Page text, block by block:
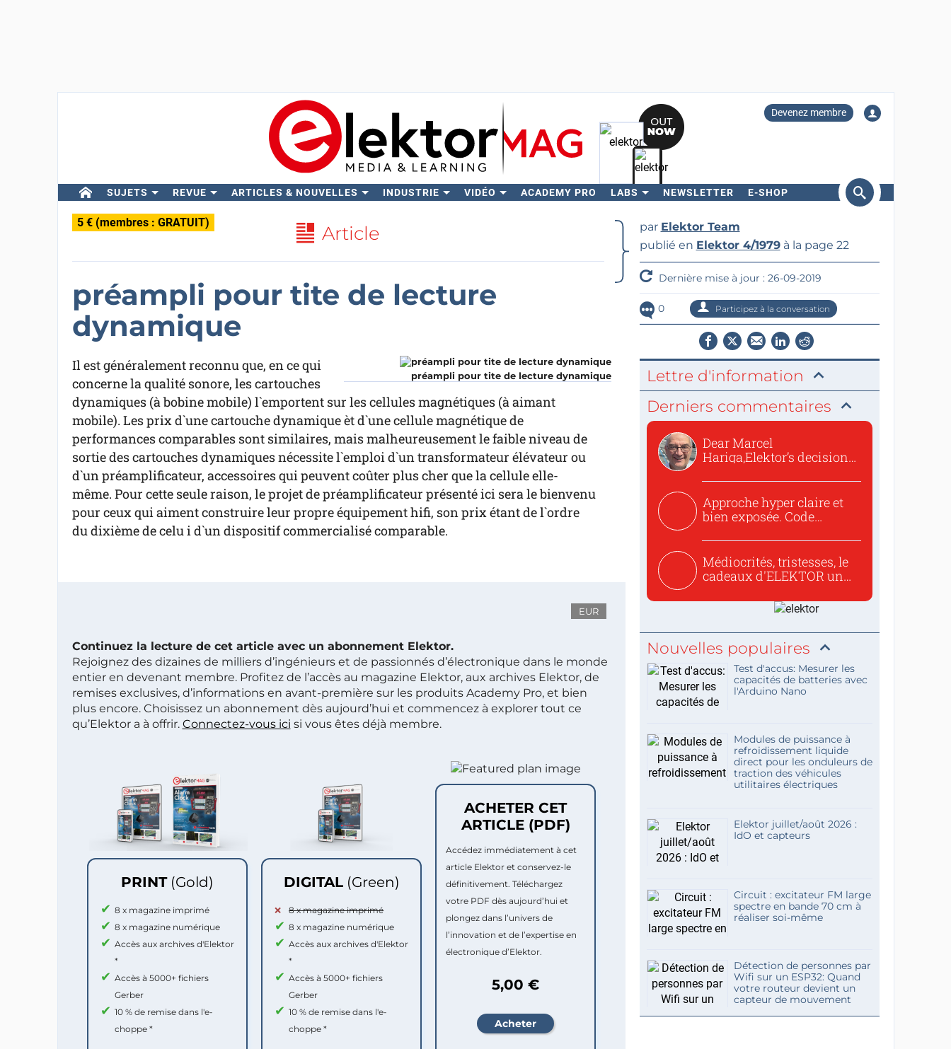
Devenez membre
SUJETS REVUE ARTICLES & NOUVELLES INDUSTRIE VIDÉO ACADEMY PRO LABS NEWSLETTER E-SHOP
Rechercher
5 € (membres : GRATUIT) Article
préampli pour tite de lecture
dynamique
préampli pour tite de lecture dynamique
Il est généralement reconnu que, en ce qui
concerne la qualité sonore, les cartouches
dynamiques (à bobine mobile) l`emportent sur les cellules magnétiques (à aimant
mobile). Les prix d`une cartouche dynamique èt d`une cellule magnétique de
performances comparables sont similaires, mais malheureusement le faible niveau de
sortie des cartouches dynamiques nécessite l`emploi d`un transformateur élévateur ou
d`un préamplificateur, accessoires qui peuvent coûter plus cher que la cellule elle-
même. Pour cette seule raison, le projet de préamplificateur présenté ici sera le bienvenu
pour ceux qui aiment construire leur propre équipement hifi, son prix étant de l`ordre
du dixième de celu i d`un dispositif commercialisé comparable.
EUR
Continuez la lecture de cet article avec un abonnement Elektor.
Rejoignez des dizaines de milliers d’ingénieurs et de passionnés d’électronique dans le monde
entier en devenant membre. Profitez de l’accès au magazine Elektor, aux archives Elektor, de
remises exclusives, d’informations en avant-première sur les produits Academy Pro, et bien
plus encore. Choisissez un abonnement dès aujourd’hui et commencez à explorer tout ce
qu’Elektor a à offrir. Connectez-vous ici si vous êtes déjà membre.
PRINT (Gold)
8 x magazine imprimé
8 x magazine numérique
Accès aux archives d'Elektor
*
Accès à 5000+ fichiers
Gerber
10 % de remise dans l'e-
choppe *
DIGITAL (Green)
8 x magazine imprimé
8 x magazine numérique
Accès aux archives d'Elektor
*
Accès à 5000+ fichiers
Gerber
10 % de remise dans l'e-
choppe *
ACHETER CET
ARTICLE (PDF)
Accédez immédiatement à cet
article Elektor et conservez-le
définitivement. Téléchargez
votre PDF dès aujourd’hui et
plongez dans l’univers de
l’innovation et de l’expertise en
électronique d’Elektor.
5,00 €
par Elektor Team
publié en Elektor 4/1979à la page 22
Dernière mise à jour : 26-09-2019
0 Participez à la conversation
Lettre d'information
Derniers commentaires
Dear Marcel
Hariga,Elektor’s decision
Approche hyper claire et
bien exposée. Code
Médiocrités, tristesses, le
cadeaux d'ELEKTOR un
Nouvelles populaires
Test d'accus: Mesurer les
capacités de batteries avec
l'Arduino Nano
Modules de puissance à
refroidissement liquide
direct pour les onduleurs de
traction des véhicules
utilitaires électriques
Elektor juillet/août 2026 :
IdO et capteurs
Circuit : excitateur FM large
spectre en bande 70 cm à
réaliser soi-même
Détection de personnes par
Wifi sur un ESP32: Quand
votre routeur devient un
capteur de mouvement